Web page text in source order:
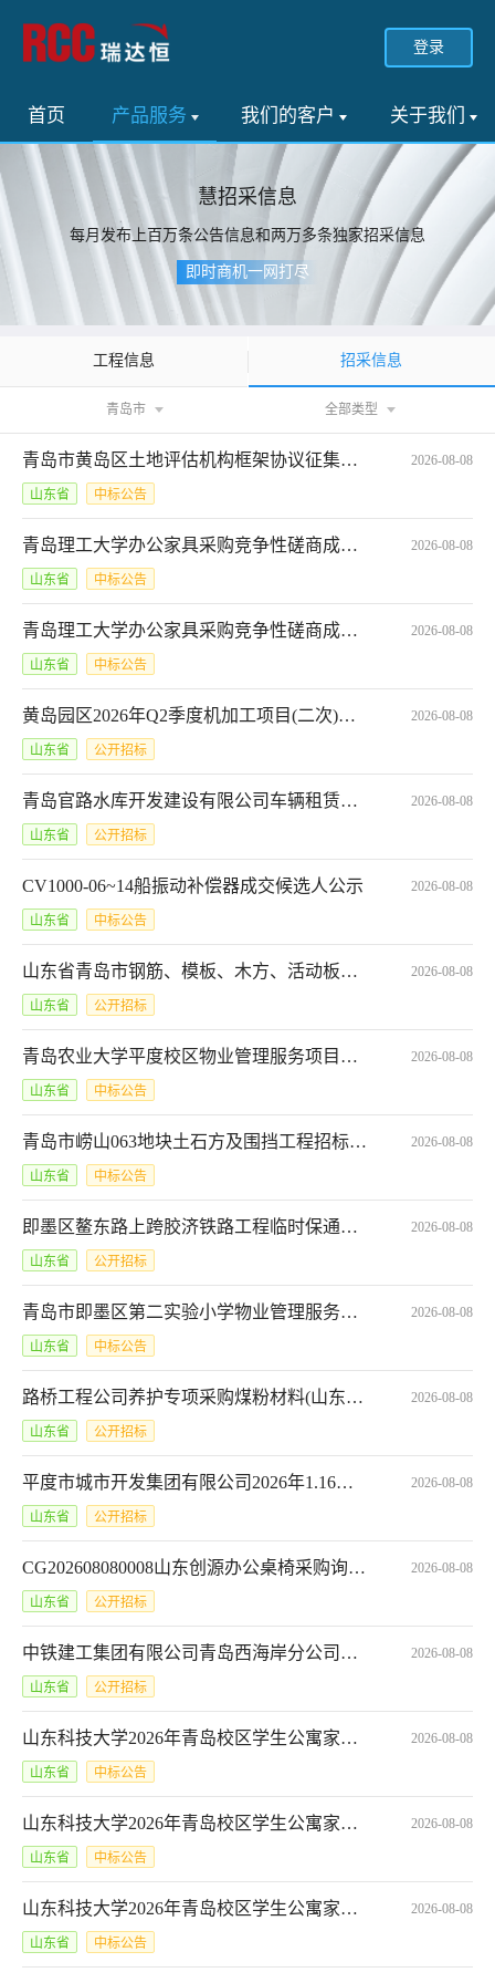
登录
首页 产品服务 我们的客户 关于我们
慧招采信息
每月发布上百万条公告信息和两万多条独家招采信息
即时商机一网打尽
工程信息 招采信息
青岛市 全部类型
青岛市黄岛区土地评估机构框架协议征集项目框架协议入围成交结果公告 2026-08-08
山东省 中标公告
青岛理工大学办公家具采购竞争性磋商成交结果公告*SDGP370000000202602006926 2026-08-08
山东省 中标公告
青岛理工大学办公家具采购竞争性磋商成交结果公告 2026-08-08
山东省 中标公告
黄岛园区2026年Q2季度机加工项目(二次)招标公告 2026-08-08
山东省 公开招标
青岛官路水库开发建设有限公司车辆租赁服务竞价采购公告 2026-08-08
山东省 公开招标
CV1000-06~14船振动补偿器成交候选人公示 2026-08-08
山东省 中标公告
山东省青岛市钢筋、模板、木方、活动板房、办公桌椅及其它材料等一批 2026-08-08
山东省 公开招标
青岛农业大学平度校区物业管理服务项目（26062-C027）结果公告（采购包1） 2026-08-08
山东省 中标公告
青岛市崂山063地块土石方及围挡工程招标标段一一标段-中标 2026-08-08
山东省 中标公告
即墨区鳌东路上跨胶济铁路工程临时保通道路项目竞争性磋商公告 2026-08-08
山东省 公开招标
青岛市即墨区第二实验小学物业管理服务项目*Y370215130017202500003_001_001 2026-08-08
山东省 中标公告
路桥工程公司养护专项采购煤粉材料(山东高速路桥集团股份有限公司)2026-08-10T09:00:00 2026-08-08
山东省 公开招标
平度市城市开发集团有限公司2026年1.16亿元非公开发行公司债券承销商选聘项目(二次)公开谈判采购公告第1次变更公告 2026-08-08
山东省 公开招标
CG202608080008山东创源办公桌椅采购询价询价公告 2026-08-08
山东省 公开招标
中铁建工集团有限公司青岛西海岸分公司郭家小庄、孟家洼子、李家洼子、姜家洼子、黄山屯5个村村庄搬迁改造项目室外雨棚工程,ZTJG-EGS-郭家小庄-专业-2026-0006 2026-08-08
山东省 公开招标
山东科技大学2026年青岛校区学生公寓家具采购项目（1868）合同公示*SDGP370000000202602005157A_001 2026-08-08
山东省 中标公告
山东科技大学2026年青岛校区学生公寓家具采购项目（1868）合同公示*SDGP370000000202602005157C_001 2026-08-08
山东省 中标公告
山东科技大学2026年青岛校区学生公寓家具采购项目（1868）合同公示*SDGP370000000202602005157B_001 2026-08-08
山东省 中标公告